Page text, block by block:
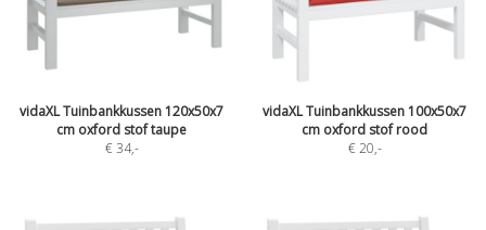
vidaXL Tuinbankkussen 120x50x7
cm oxford stof taupe
€ 34,-
vidaXL Tuinbankkussen 100x50x7
cm oxford stof rood
€ 20,-